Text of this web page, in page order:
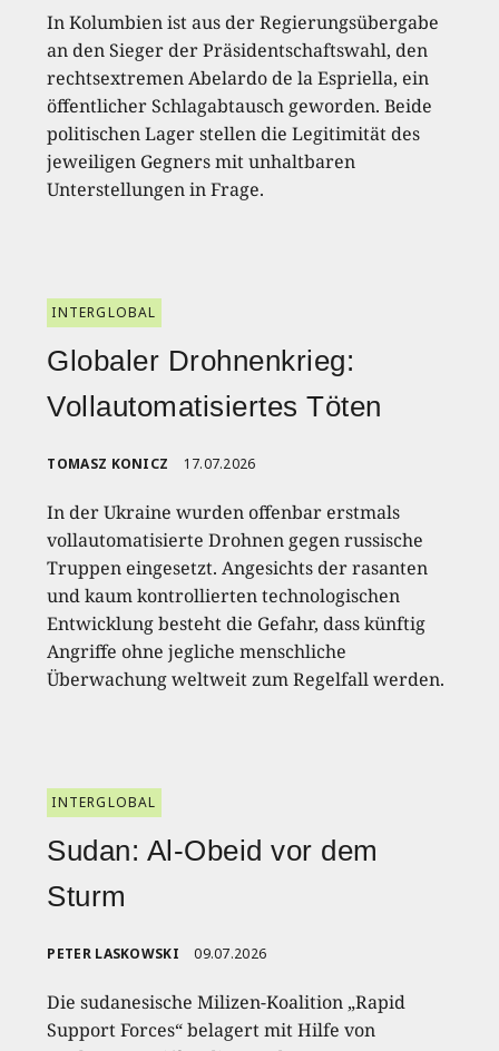
In Kolumbien ist aus der Regierungsübergabe
an den Sieger der Präsidentschaftswahl, den
rechtsextremen Abelardo de la Espriella, ein
öffentlicher Schlagabtausch geworden. Beide
politischen Lager stellen die Legitimität des
jeweiligen Gegners mit unhaltbaren
Unterstellungen in Frage.
INTERGLOBAL
Globaler Drohnenkrieg:
Vollautomatisiertes Töten
TOMASZ KONICZ 17.07.2026
In der Ukraine wurden offenbar erstmals
vollautomatisierte Drohnen gegen russische
Truppen eingesetzt. Angesichts der rasanten
und kaum kontrollierten technologischen
Entwicklung besteht die Gefahr, dass künftig
Angriffe ohne jegliche menschliche
Überwachung weltweit zum Regelfall werden.
INTERGLOBAL
Sudan: Al-Obeid vor dem
Sturm
PETER LASKOWSKI 09.07.2026
Die sudanesische Milizen-Koalition „Rapid
Support Forces“ belagert mit Hilfe von